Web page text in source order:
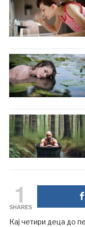
1
SHARES
Кај четири деца до